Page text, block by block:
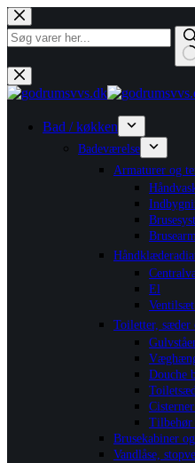
Fortsæt
til
indhold
Ingen
resultater
Bad / køkken
Badeværelse
Armaturer og
El
Toiletter, sæder
Douche
Tilbehør
Brusekabiner
Vandlåse,